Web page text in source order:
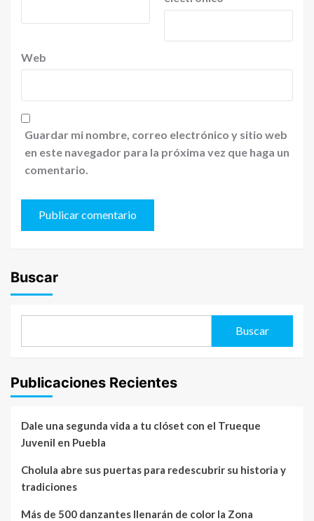
Web
Guardar mi nombre, correo electrónico y sitio web
en este navegador para la próxima vez que haga un
comentario.
Buscar
Buscar
Publicaciones Recientes
Dale una segunda vida a tu clóset con el Trueque
Juvenil en Puebla
Cholula abre sus puertas para redescubrir su historia y
tradiciones
Más de 500 danzantes llenarán de color la Zona